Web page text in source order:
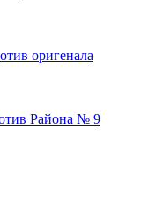
оригенала
Района № 9